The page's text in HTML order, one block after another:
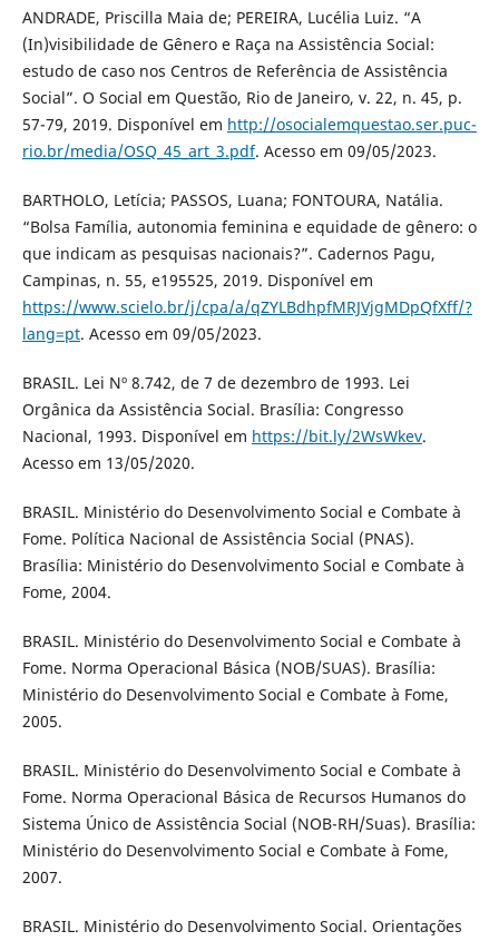
ANDRADE, Priscilla Maia de; PEREIRA, Lucélia Luiz. “A
(In)visibilidade de Gênero e Raça na Assistência Social:
estudo de caso nos Centros de Referência de Assistência
Social”. O Social em Questão, Rio de Janeiro, v. 22, n. 45, p.
57-79, 2019. Disponível em http://osocialemquestao.ser.puc-
rio.br/media/OSQ_45_art_3.pdf. Acesso em 09/05/2023.
BARTHOLO, Letícia; PASSOS, Luana; FONTOURA, Natália.
“Bolsa Família, autonomia feminina e equidade de gênero: o
que indicam as pesquisas nacionais?”. Cadernos Pagu,
Campinas, n. 55, e195525, 2019. Disponível em
https://www.scielo.br/j/cpa/a/qZYLBdhpfMRJVjgMDpQfXff/?
lang=pt. Acesso em 09/05/2023.
BRASIL. Lei Nº 8.742, de 7 de dezembro de 1993. Lei
Orgânica da Assistência Social. Brasília: Congresso
Nacional, 1993. Disponível em https://bit.ly/2WsWkev.
Acesso em 13/05/2020.
BRASIL. Ministério do Desenvolvimento Social e Combate à
Fome. Política Nacional de Assistência Social (PNAS).
Brasília: Ministério do Desenvolvimento Social e Combate à
Fome, 2004.
BRASIL. Ministério do Desenvolvimento Social e Combate à
Fome. Norma Operacional Básica (NOB/SUAS). Brasília:
Ministério do Desenvolvimento Social e Combate à Fome,
2005.
BRASIL. Ministério do Desenvolvimento Social e Combate à
Fome. Norma Operacional Básica de Recursos Humanos do
Sistema Único de Assistência Social (NOB-RH/Suas). Brasília:
Ministério do Desenvolvimento Social e Combate à Fome,
2007.
BRASIL. Ministério do Desenvolvimento Social. Orientações